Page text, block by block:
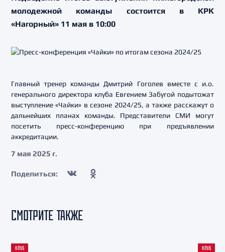
молодежной команды состоится в КРК
«Нагорный» 11 мая в 10:00
Главный тренер команды Дмитрий Гоголев вместе с и.о.
генерального директора клуба Евгением Забугой подытожат
выступление «Чайки» в сезоне 2024/25, а также расскажут о
дальнейших планах команды. Представители СМИ могут
посетить пресс-конференцию при предъявлении
аккредитации.
7 мая 2025 г.
Поделиться:
СМОТРИТЕ ТАКЖЕ
КЛУБ КЛУБ